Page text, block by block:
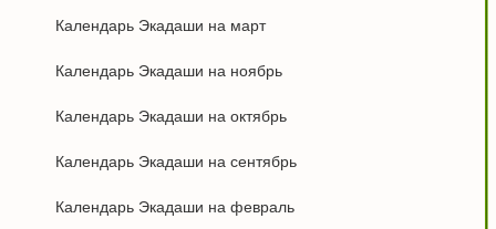
Календарь Экадаши на март
Календарь Экадаши на ноябрь
Календарь Экадаши на октябрь
Календарь Экадаши на сентябрь
Календарь Экадаши на февраль